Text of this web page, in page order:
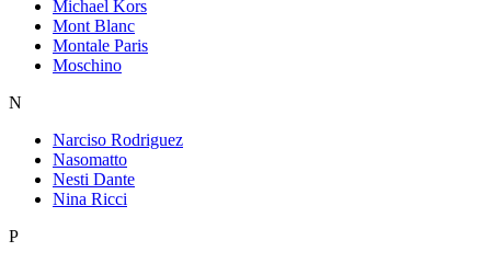
Michael Kors
Mont Blanc
Montale Paris
Moschino
N
Narciso Rodriguez
Nasomatto
Nesti Dante
Nina Ricci
P